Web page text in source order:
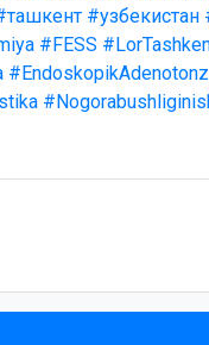
#узбекистан
#FESS